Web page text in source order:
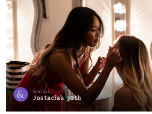
Social
Jostacia’s 30th